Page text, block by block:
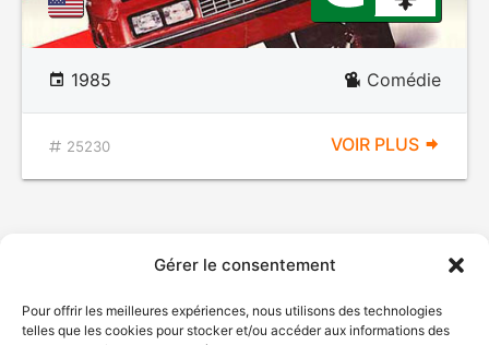
Gérer le consentement
Pour offrir les meilleures expériences, nous utilisons des technologies
telles que les cookies pour stocker et/ou accéder aux informations des
1985 Comédie
25230 VOIR PLUS